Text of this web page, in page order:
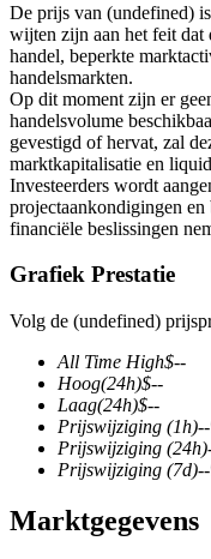
USDT-futures
Futures met USDT
COIN-M-futures
Cryptocurrency-
TradFi
Derivaten voor
De prijs van (undefined)
wijten zijn aan het feit dat
handel, beperkte
handelsmarkten.
Op dit moment zijn er
handelsvolume
gevestigd of hervat, zal
marktkapitalisatie en
Investeerders wordt
projectaankondigingen
financiële beslissingen
Grafiek Prestatie
Volg de (undefined)
All Time High$--
Hoog(24h)$--
Laag(24h)$--
Prijswijziging (1h)--
Prijswijziging (24h)
Prijswijziging (7d)--
Marktgegevens